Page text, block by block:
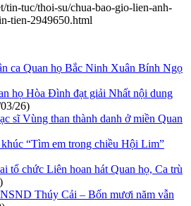
tin-tuc/thoi-su/chua-bao-gio-lien-anh-
tien-2949650.html
ca Quan họ Bắc Ninh Xuân Bính Ngọ
họ Hòa Đình đạt giải Nhất nội dung
26)
sĩ Vùng than thành danh ở miền Quan
“Tìm em trong chiều Hội Lim”
tổ chức Liên hoan hát Quan họ, Ca trù
Thúy Cải – Bốn mươi năm vẫn